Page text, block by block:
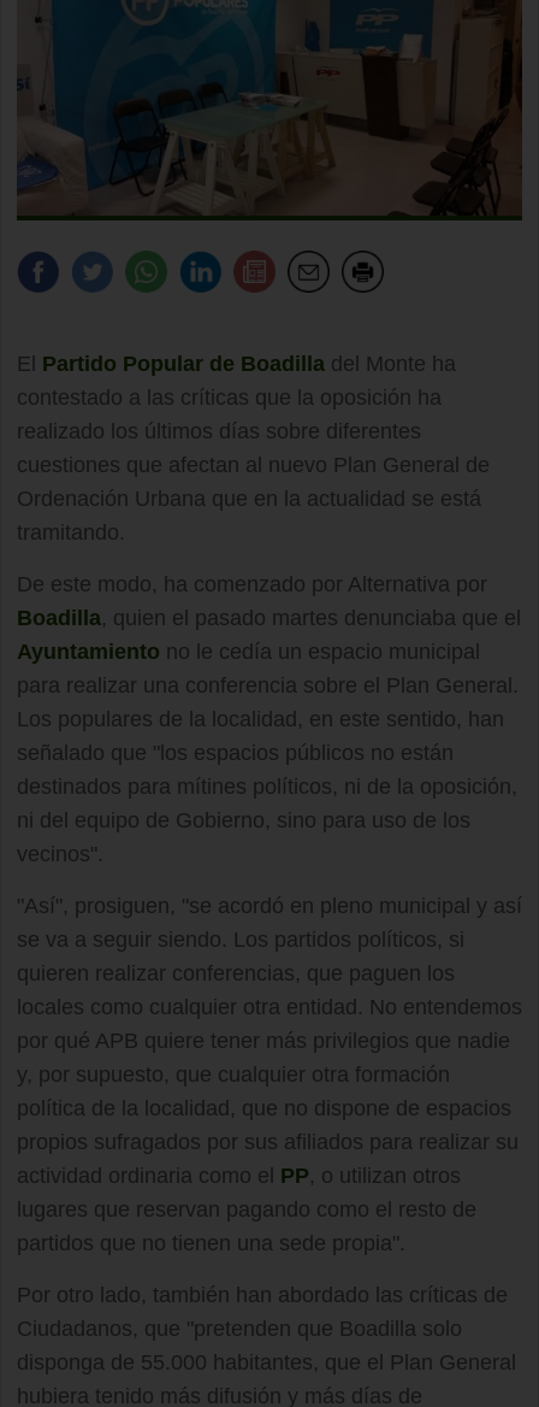
El Partido Popular de Boadilla del Monte ha
contestado a las críticas que la oposición ha
realizado los últimos días sobre diferentes
cuestiones que afectan al nuevo Plan General de
Ordenación Urbana que en la actualidad se está
tramitando.
De este modo, ha comenzado por Alternativa por
Boadilla, quien el pasado martes denunciaba que el
Ayuntamiento no le cedía un espacio municipal
para realizar una conferencia sobre el Plan General.
Los populares de la localidad, en este sentido, han
señalado que "los espacios públicos no están
destinados para mítines políticos, ni de la oposición,
ni del equipo de Gobierno, sino para uso de los
vecinos".
"Así", prosiguen, "se acordó en pleno municipal y así
se va a seguir siendo. Los partidos políticos, si
quieren realizar conferencias, que paguen los
locales como cualquier otra entidad. No entendemos
por qué APB quiere tener más privilegios que nadie
y, por supuesto, que cualquier otra formación
política de la localidad, que no dispone de espacios
propios sufragados por sus afiliados para realizar su
actividad ordinaria como el PP, o utilizan otros
lugares que reservan pagando como el resto de
partidos que no tienen una sede propia".
Por otro lado, también han abordado las críticas de
Ciudadanos, que "pretenden que Boadilla solo
disponga de 55.000 habitantes, que el Plan General
hubiera tenido más difusión y más días de